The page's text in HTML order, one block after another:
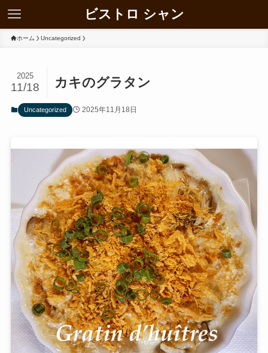
ビストロ シャン
ホーム Uncategorized
カキのグラタン
2025
11/18
Uncategorized 2025年11月18日